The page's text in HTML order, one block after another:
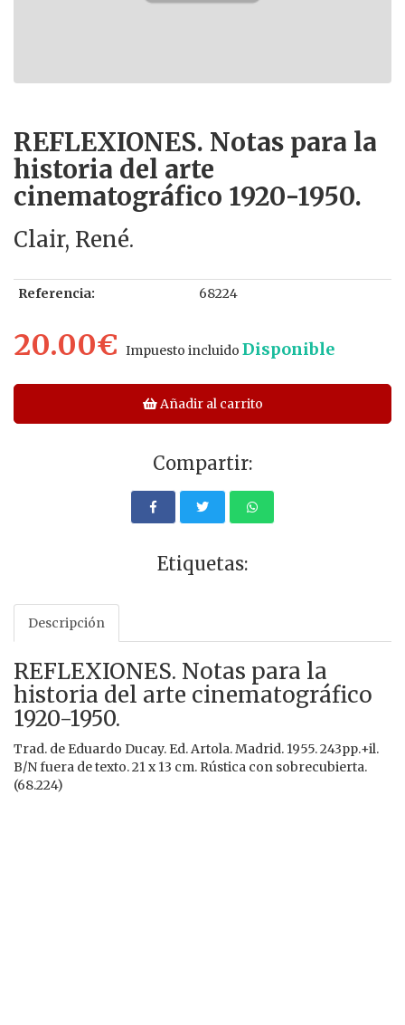
REFLEXIONES. Notas para la
historia del arte
cinematográfico 1920-1950.
Clair, René.
Referencia: 68224
20.00€ Impuesto incluido Disponible
Añadir al carrito
Compartir:
Etiquetas:
Descripción
REFLEXIONES. Notas para la
historia del arte cinematográfico
1920-1950.
Trad. de Eduardo Ducay. Ed. Artola. Madrid. 1955. 243pp.+il.
B/N fuera de texto. 21 x 13 cm. Rústica con sobrecubierta.
(68.224)